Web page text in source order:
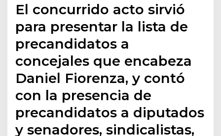
El concurrido acto sirvió
para presentar la lista de
precandidatos a
concejales que encabeza
Daniel Fiorenza, y contó
con la presencia de
precandidatos a diputados
y senadores, sindicalistas,